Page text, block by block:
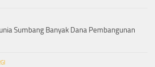
Sumbang Banyak Dana Pembangunan